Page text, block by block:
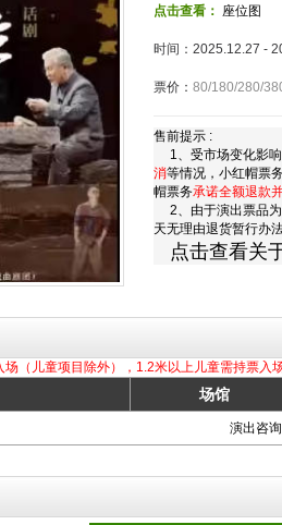
点击查看： 座位图
时间：2025.12.27 -
票价： 80/180/280/
售前提示 :
1、受市场变化影响
消等情况，小红帽票
帽票务承诺全额退款
2、由于演出票品为
天无理由退货暂行办
点击查看关
（儿童项目除外），1.2米以上儿童需持票入
场馆
演出咨